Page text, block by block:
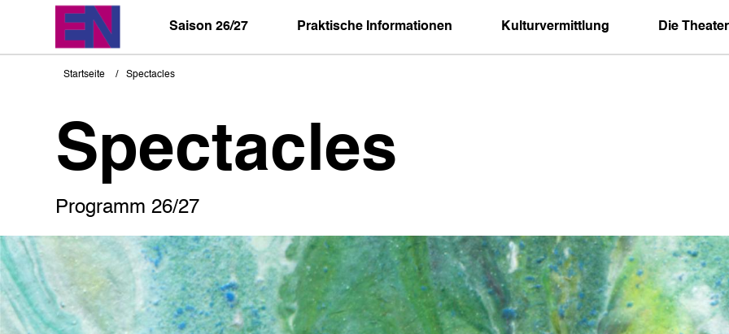
Saison 26/27 Praktische Informationen Kulturvermittlung Die Theater
Pfadnavigation
Startseite Spectacles
Spectacles
Programm 26/27